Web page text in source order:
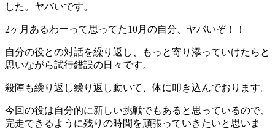
した。ヤバいです。
2ヶ月あるわーって思ってた10月の自分、ヤバいぞ！！
自分の役との対話を繰り返し、もっと寄り添っていけたらと
思いながら試行錯誤の日々です。
殺陣も繰り返し繰り返し動いて、体に叩き込んでおります。
今回の役は自分的に新しい挑戦でもあると思っているので、
完走できるように残りの時間を頑張っていきたいと思いま